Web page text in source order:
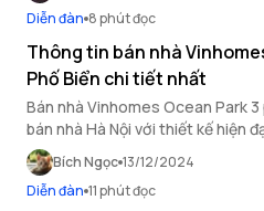
Diễn đàn 8 phút đọc
Thông tin bán nhà
Phố Biển chi tiết nhất
Bán nhà Vinhomes Ocean Park 3
bán nhà Hà Nội với thiết kế hiện
năng sinh lời cao.
Bích Ngọc 13/12/2024
Diễn đàn 11 phút đọc